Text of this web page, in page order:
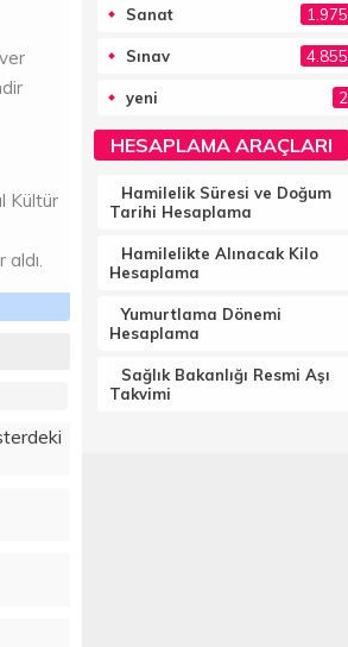
Kültür
Sanat 1.975
Sınav 4.855
yeni 2
HESAPLAMA ARAÇLARI
Hamilelik Süresi ve Doğum
Tarihi Hesaplama
Hamilelikte Alınacak Kilo
Hesaplama
Yumurtlama Dönemi
Hesaplama
Sağlık Bakanlığı Resmi Aşı
Takvimi